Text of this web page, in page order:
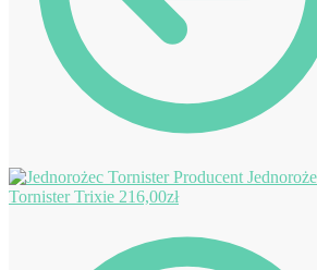
Tornister Trixie 216,00zł